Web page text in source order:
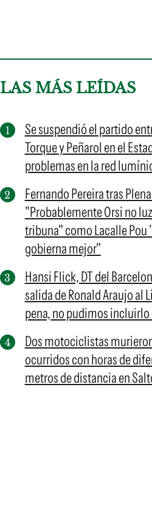
LAS MÁS LEÍDAS
Se suspendió el partido
Torque y Peñarol en el
problemas en la red
Fernando Pereira tras
"Probablemente Orsi no
tribuna" como Lacalle Pou
gobierna mejor"
Hansi Flick, DT del
salida de Ronald Araujo al
pena, no pudimos
Dos motociclistas
ocurridos con horas de
metros de distancia en